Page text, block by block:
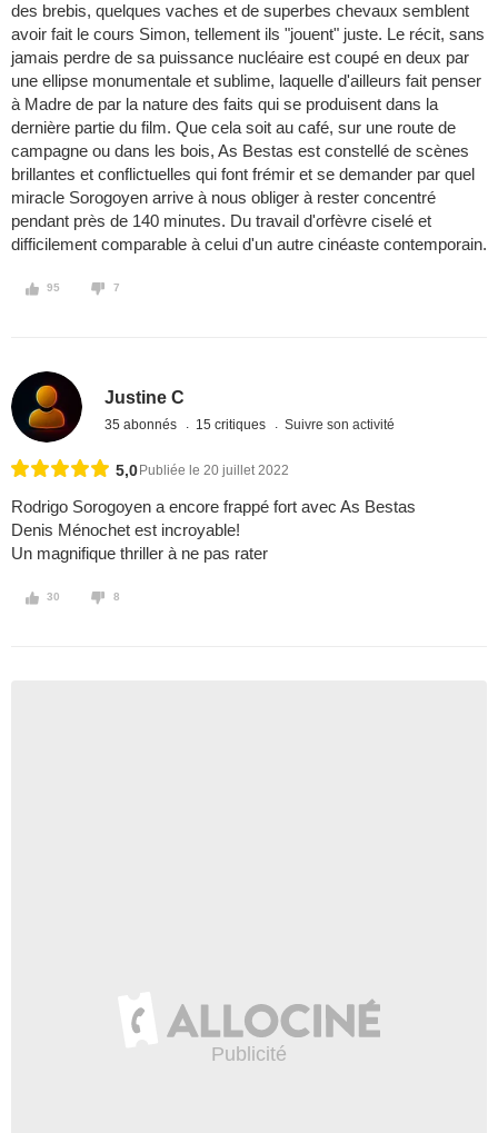
des brebis, quelques vaches et de superbes chevaux semblent
avoir fait le cours Simon, tellement ils "jouent" juste. Le récit, sans
jamais perdre de sa puissance nucléaire est coupé en deux par
une ellipse monumentale et sublime, laquelle d'ailleurs fait penser
à Madre de par la nature des faits qui se produisent dans la
dernière partie du film. Que cela soit au café, sur une route de
campagne ou dans les bois, As Bestas est constellé de scènes
brillantes et conflictuelles qui font frémir et se demander par quel
miracle Sorogoyen arrive à nous obliger à rester concentré
pendant près de 140 minutes. Du travail d'orfèvre ciselé et
difficilement comparable à celui d'un autre cinéaste contemporain.
95 7
Justine C
35 abonnés 15 critiques Suivre son activité
5,0 Publiée le 20 juillet 2022
Rodrigo Sorogoyen a encore frappé fort avec As Bestas
Denis Ménochet est incroyable!
Un magnifique thriller à ne pas rater
30 8